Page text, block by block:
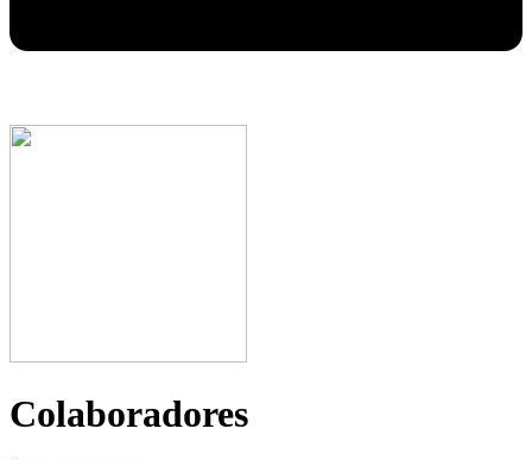
Colaboradores